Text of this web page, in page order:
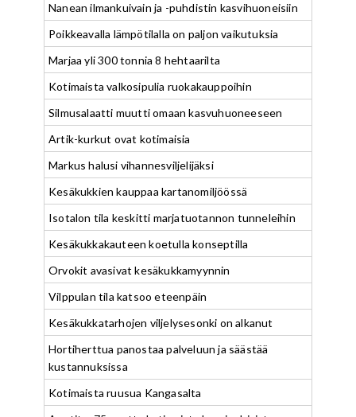
Nanean ilmankuivain ja -puhdistin kasvihuoneisiin
Poikkeavalla lämpötilalla on paljon vaikutuksia
Marjaa yli 300 tonnia 8 hehtaarilta
Kotimaista valkosipulia ruokakauppoihin
Silmusalaatti muutti omaan kasvuhuoneeseen
Artik-kurkut ovat kotimaisia
Markus halusi vihannesviljelijäksi
Kesäkukkien kauppaa kartanomiljöössä
Isotalon tila keskitti marjatuotannon tunneleihin
Kesäkukkakauteen koetulla konseptilla
Orvokit avasivat kesäkukkamyynnin
Vilppulan tila katsoo eteenpäin
Kesäkukkatarhojen viljelysesonki on alkanut
Hortiherttua panostaa palveluun ja säästää
kustannuksissa
Kotimaista ruusua Kangasalta